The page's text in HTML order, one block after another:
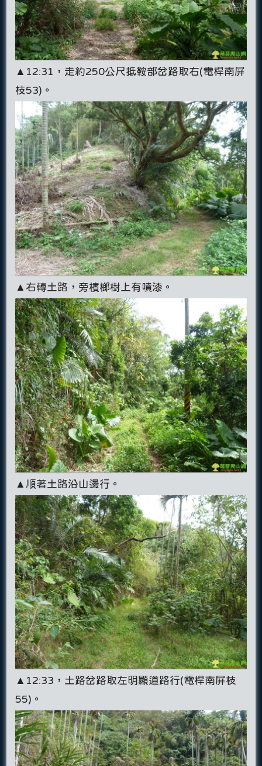
▲12:31，走約250公尺抵鞍部岔路取右(電桿南屏
枝53)。
▲右轉土路，旁檳榔樹上有噴漆。
▲順著土路沿山邊行。
▲12:33，土路岔路取左明顯道路行(電桿南屏枝
55)。